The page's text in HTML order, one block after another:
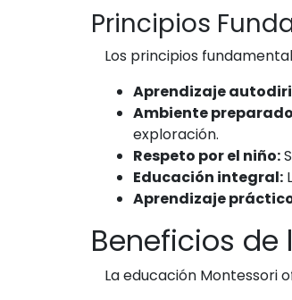
Principios
Los principios
Aprendizaje
Ambiente
exploración.
Respeto por el niño:
Educación integral:
Aprendizaje
Beneficios de
La educación Montessori